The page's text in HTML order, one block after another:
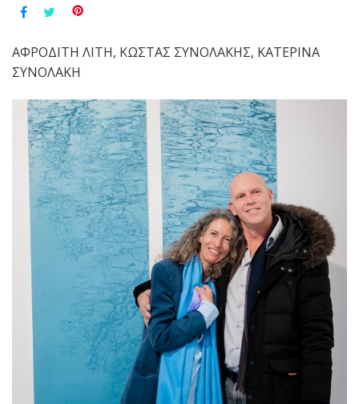
ΑΦΡΟΔΙΤΗ ΛΙΤΗ, ΚΩΣΤΑΣ ΣΥΝΟΛΑΚΗΣ, ΚΑΤΕΡΙΝΑ
ΣΥΝΟΛΑΚΗ